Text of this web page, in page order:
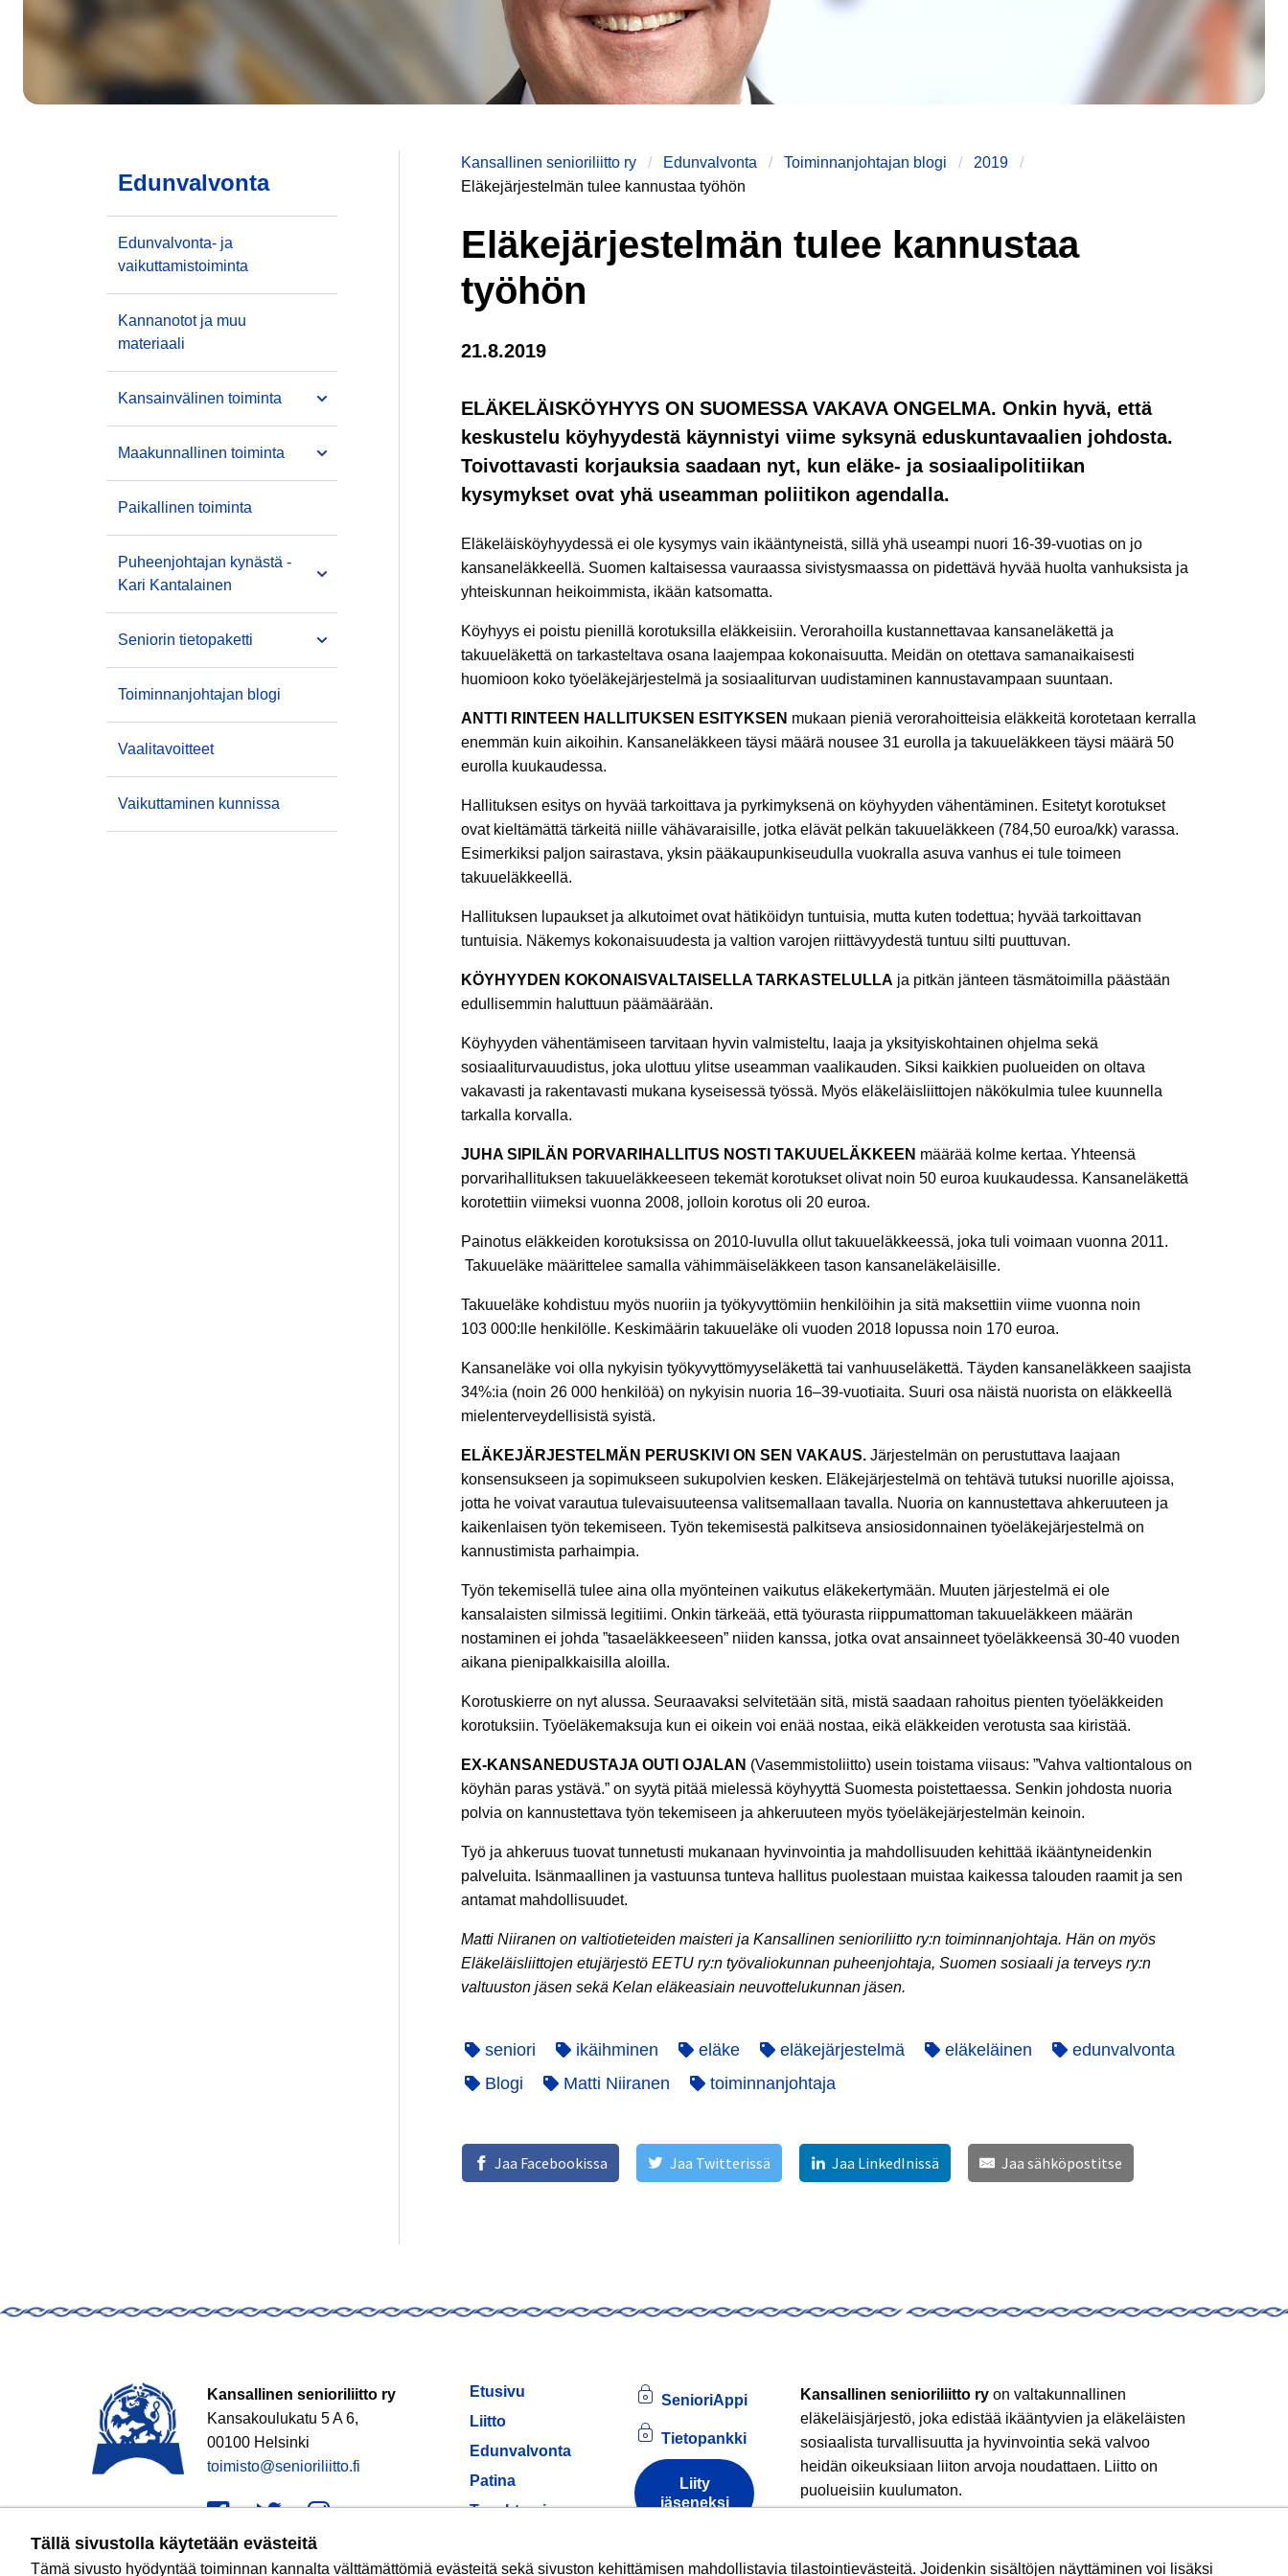
Tällä sivustolla käytetään evästeitä
Tämä sivusto hyödyntää toiminnan kannalta välttämättömiä evästeitä sekä sivuston kehittämisen mahdollistavia tilastointievästeitä. Joidenkin sisältöjen näyttäminen voi lisäksi
Kansallinen senioriliitto ry Edunvalvonta Toiminnanjohtajan blogi
2019
Eläkejärjestelmän tulee kannustaa työhön
Eläkejärjestelmän tulee kannustaa
työhön
21.8.2019
ELÄKELÄISKÖYHYYS ON SUOMESSA VAKAVA ONGELMA. Onkin hyvä, että
keskustelu köyhyydestä käynnistyi viime syksynä eduskuntavaalien johdosta.
Toivottavasti korjauksia saadaan nyt, kun eläke- ja sosiaalipolitiikan
kysymykset ovat yhä useamman poliitikon agendalla.
Eläkeläisköyhyydessä ei ole kysymys vain ikääntyneistä, sillä yhä useampi nuori 16-39-vuotias on jo
kansaneläkkeellä. Suomen kaltaisessa vauraassa sivistysmaassa on pidettävä hyvää huolta vanhuksista ja
yhteiskunnan heikoimmista, ikään katsomatta.
Köyhyys ei poistu pienillä korotuksilla eläkkeisiin. Verorahoilla kustannettavaa kansaneläkettä ja
takuueläkettä on tarkasteltava osana laajempaa kokonaisuutta. Meidän on otettava samanaikaisesti
huomioon koko työeläkejärjestelmä ja sosiaaliturvan uudistaminen kannustavampaan suuntaan.
ANTTI RINTEEN HALLITUKSEN ESITYKSEN mukaan pieniä verorahoitteisia eläkkeitä korotetaan kerralla
enemmän kuin aikoihin. Kansaneläkkeen täysi määrä nousee 31 eurolla ja takuueläkkeen täysi määrä 50
eurolla kuukaudessa.
Hallituksen esitys on hyvää tarkoittava ja pyrkimyksenä on köyhyyden vähentäminen. Esitetyt korotukset
ovat kieltämättä tärkeitä niille vähävaraisille, jotka elävät pelkän takuueläkkeen (784,50 euroa/kk) varassa.
Esimerkiksi paljon sairastava, yksin pääkaupunkiseudulla vuokralla asuva vanhus ei tule toimeen
takuueläkkeellä.
Hallituksen lupaukset ja alkutoimet ovat hätiköidyn tuntuisia, mutta kuten todettua; hyvää tarkoittavan
tuntuisia. Näkemys kokonaisuudesta ja valtion varojen riittävyydestä tuntuu silti puuttuvan.
KÖYHYYDEN KOKONAISVALTAISELLA TARKASTELULLA ja pitkän jänteen täsmätoimilla päästään
edullisemmin haluttuun päämäärään.
Köyhyyden vähentämiseen tarvitaan hyvin valmisteltu, laaja ja yksityiskohtainen ohjelma sekä
sosiaaliturvauudistus, joka ulottuu ylitse useamman vaalikauden. Siksi kaikkien puolueiden on oltava
vakavasti ja rakentavasti mukana kyseisessä työssä. Myös eläkeläisliittojen näkökulmia tulee kuunnella
tarkalla korvalla.
JUHA SIPILÄN PORVARIHALLITUS NOSTI TAKUUELÄKKEEN määrää kolme kertaa. Yhteensä
porvarihallituksen takuueläkkeeseen tekemät korotukset olivat noin 50 euroa kuukaudessa. Kansaneläkettä
korotettiin viimeksi vuonna 2008, jolloin korotus oli 20 euroa.
Painotus eläkkeiden korotuksissa on 2010-luvulla ollut takuueläkkeessä, joka tuli voimaan vuonna 2011.
Takuueläke määrittelee samalla vähimmäiseläkkeen tason kansaneläkeläisille.
Takuueläke kohdistuu myös nuoriin ja työkyvyttömiin henkilöihin ja sitä maksettiin viime vuonna noin
103 000:lle henkilölle. Keskimäärin takuueläke oli vuoden 2018 lopussa noin 170 euroa.
Kansaneläke voi olla nykyisin työkyvyttömyyseläkettä tai vanhuuseläkettä. Täyden kansaneläkkeen saajista
34%:ia (noin 26 000 henkilöä) on nykyisin nuoria 16–39-vuotiaita. Suuri osa näistä nuorista on eläkkeellä
mielenterveydellisistä syistä.
ELÄKEJÄRJESTELMÄN PERUSKIVI ON SEN VAKAUS. Järjestelmän on perustuttava laajaan
konsensukseen ja sopimukseen sukupolvien kesken. Eläkejärjestelmä on tehtävä tutuksi nuorille ajoissa,
jotta he voivat varautua tulevaisuuteensa valitsemallaan tavalla. Nuoria on kannustettava ahkeruuteen ja
kaikenlaisen työn tekemiseen. Työn tekemisestä palkitseva ansiosidonnainen työeläkejärjestelmä on
kannustimista parhaimpia.
Työn tekemisellä tulee aina olla myönteinen vaikutus eläkekertymään. Muuten järjestelmä ei ole
kansalaisten silmissä legitiimi. Onkin tärkeää, että työurasta riippumattoman takuueläkkeen määrän
nostaminen ei johda ”tasaeläkkeeseen” niiden kanssa, jotka ovat ansainneet työeläkkeensä 30-40 vuoden
aikana pienipalkkaisilla aloilla.
Korotuskierre on nyt alussa. Seuraavaksi selvitetään sitä, mistä saadaan rahoitus pienten työeläkkeiden
korotuksiin. Työeläkemaksuja kun ei oikein voi enää nostaa, eikä eläkkeiden verotusta saa kiristää.
EX-KANSANEDUSTAJA OU­TI OJA­LAN (Vasemmistoliitto) usein toistama viisaus: ”Vah­va val­ti­on­ta­lous on
köy­hän pa­ras ys­tä­vä.” on syytä pitää mielessä köyhyyttä Suomesta poistettaessa. Senkin johdosta nuoria
polvia on kannustettava työn tekemiseen ja ahkeruuteen myös työeläkejärjestelmän keinoin.
Työ ja ahkeruus tuovat tunnetusti mukanaan hyvinvointia ja mahdollisuuden kehittää ikääntyneidenkin
palveluita. Isänmaallinen ja vastuunsa tunteva hallitus puolestaan muistaa kaikessa talouden raamit ja sen
antamat mahdollisuudet.
Matti Niiranen on valtiotieteiden maisteri ja Kansallinen senioriliitto ry:n toiminnanjohtaja. Hän on myös
Eläkeläisliittojen etujärjestö EETU ry:n työvaliokunnan puheenjohtaja, Suomen sosiaali ja terveys ry:n
valtuuston jäsen sekä Kelan eläkeasiain neuvottelukunnan jäsen.
seniori ikäihminen eläke eläkejärjestelmä eläkeläinen
edunvalvonta
Blogi
Matti Niiranen toiminnanjohtaja
Jaa Facebookissa Jaa Twitterissä Jaa LinkedInissä Jaa sähköpostitse
Edunvalvonta
Edunvalvonta- ja
vaikuttamistoiminta
Kannanotot ja muu
materiaali
Kansainvälinen toiminta
Maakunnallinen toiminta
Paikallinen toiminta
Puheenjohtajan kynästä -
Kari Kantalainen
Seniorin tietopaketti
Toiminnanjohtajan blogi
Vaalitavoitteet
Vaikuttaminen kunnissa
Kansallinen senioriliitto ry
Kansakoulukatu 5 A 6,
00100 Helsinki
toimisto@senioriliitto.fi
Facebook
TwitterInstagram
Etusivu
Liitto
Edunvalvonta
Patina
Tapahtumia
Hankkeet
SenioriAppi
Tietopankki
Liity
jäseneksi
evästeistä
Kansallinen senioriliitto ry on valtakunnallinen
eläkeläisjärjestö, joka edistää ikääntyvien ja eläkeläisten
sosiaalista turvallisuutta ja hyvinvointia sekä valvoo
heidän oikeuksiaan liiton arvoja noudattaen. Liitto on
puolueisiin kuulumaton.